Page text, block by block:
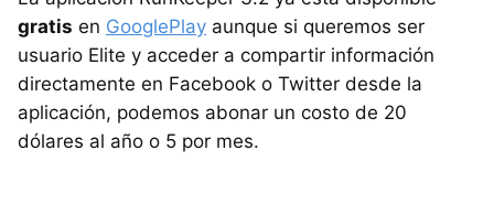
gratis en GooglePlay aunque si queremos ser
usuario Elite y acceder a compartir información
directamente en Facebook o Twitter desde la
aplicación, podemos abonar un costo de 20
dólares al año o 5 por mes.